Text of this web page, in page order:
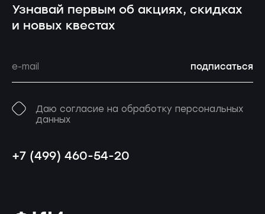
Узнавай первым об акциях, скидках
и новых квестах
подписаться
Даю согласие на обработку персональных
данных
+7 (499) 460-54-20